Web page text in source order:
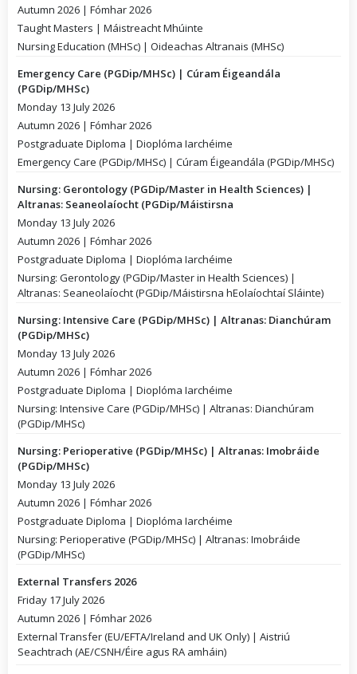
Autumn 2026 | Fómhar 2026
Taught Masters | Máistreacht Mhúinte
Nursing Education (MHSc) | Oideachas Altranais (MHSc)
Emergency Care (PGDip/MHSc) | Cúram Éigeandála
(PGDip/MHSc)
Monday 13 July 2026
Autumn 2026 | Fómhar 2026
Postgraduate Diploma | Dioplóma Iarchéime
Emergency Care (PGDip/MHSc) | Cúram Éigeandála (PGDip/MHSc)
Nursing: Gerontology (PGDip/Master in Health Sciences) |
Altranas: Seaneolaíocht (PGDip/Máistirsna
Monday 13 July 2026
Autumn 2026 | Fómhar 2026
Postgraduate Diploma | Dioplóma Iarchéime
Nursing: Gerontology (PGDip/Master in Health Sciences) |
Altranas: Seaneolaíocht (PGDip/Máistirsna hEolaíochtaí Sláinte)
Nursing: Intensive Care (PGDip/MHSc) | Altranas: Dianchúram
(PGDip/MHSc)
Monday 13 July 2026
Autumn 2026 | Fómhar 2026
Postgraduate Diploma | Dioplóma Iarchéime
Nursing: Intensive Care (PGDip/MHSc) | Altranas: Dianchúram
(PGDip/MHSc)
Nursing: Perioperative (PGDip/MHSc) | Altranas: Imobráide
(PGDip/MHSc)
Monday 13 July 2026
Autumn 2026 | Fómhar 2026
Postgraduate Diploma | Dioplóma Iarchéime
Nursing: Perioperative (PGDip/MHSc) | Altranas: Imobráide
(PGDip/MHSc)
External Transfers 2026
Friday 17 July 2026
Autumn 2026 | Fómhar 2026
External Transfer (EU/EFTA/Ireland and UK Only) | Aistriú
Seachtrach (AE/CSNH/Éire agus RA amháin)